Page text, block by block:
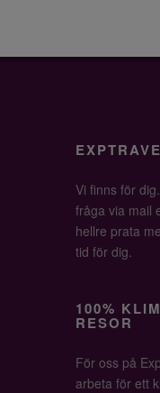
Vi finns för
fråga via mail
hellre prata
tid för dig.
100%
RESOR
För oss på
arbeta för ett